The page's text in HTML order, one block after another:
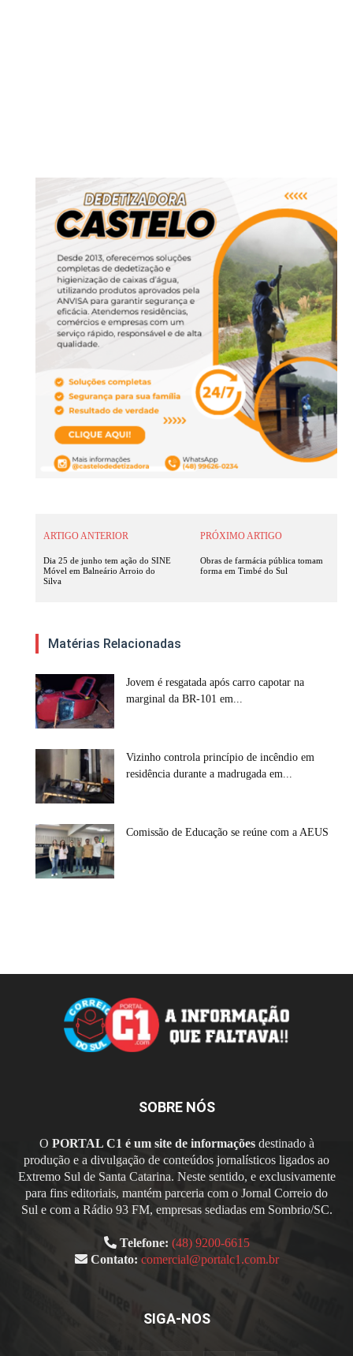
ARTIGO ANTERIOR
Dia 25 de junho tem ação do SINE
Móvel em Balneário Arroio do
Silva
PRÓXIMO ARTIGO
Obras de farmácia pública tomam
forma em Timbé do Sul
Matérias Relacionadas
Jovem é resgatada após carro capotar na
marginal da BR-101 em...
Vizinho controla princípio de incêndio em
residência durante a madrugada em...
Comissão de Educação se reúne com a AEUS
SOBRE NÓS
O PORTAL C1 é um site de informaçõesdestinado à
produção e a divulgação de conteúdos jornalísticos ligados ao
Extremo Sul de Santa Catarina. Neste sentido, e exclusivamente
para fins editoriais, mantém parceria com o Jornal Correio do
Sul e com a Rádio 93 FM, empresas sediadas em Sombrio/SC.
Telefone: (48) 9200-6615
Contato: comercial@portalc1.com.br
SIGA-NOS